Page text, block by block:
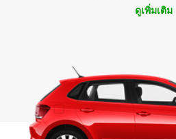
ดูเพิ่มเติม